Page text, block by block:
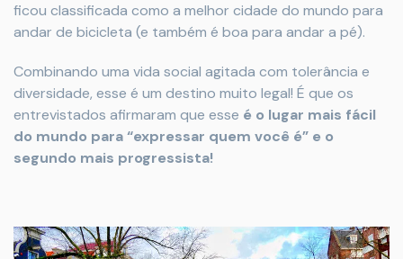
ficou classificada como a melhor cidade do mundo para
andar de bicicleta (e também é boa para andar a pé).
Combinando uma vida social agitada com tolerância e
diversidade, esse é um destino muito legal! É que os
entrevistados afirmaram que esse é o lugar mais fácil
do mundo para “expressar quem você é” e o
segundo mais progressista!